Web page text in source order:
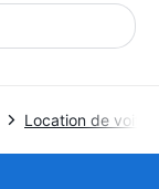
Location de